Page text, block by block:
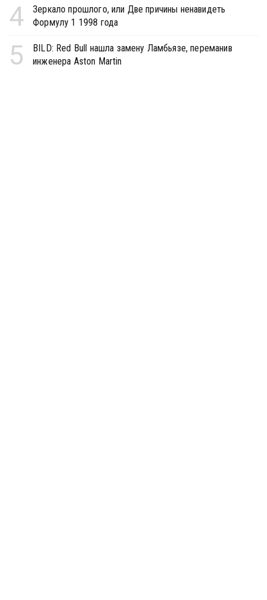
4
Зеркало прошлого, или Две причины ненавидеть
Формулу 1 1998 года
5
BILD: Red Bull нашла замену Ламбьязе, переманив
инженера Aston Martin